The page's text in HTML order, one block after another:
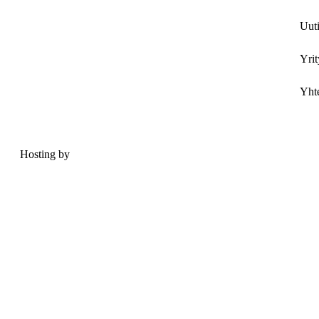
Hosting by